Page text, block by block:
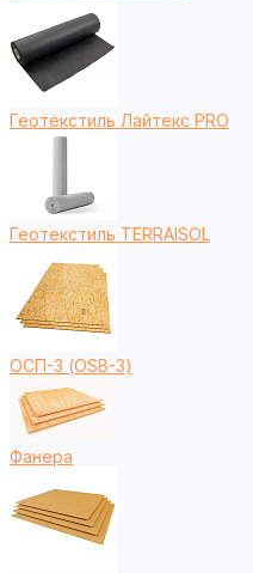
Геотекстиль Лайтекс PRO
Геотекстиль TERRAISOL
ОСП-3 (OSB-3)
Фанера